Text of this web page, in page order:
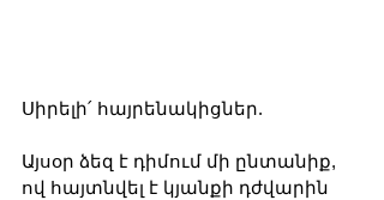
Սիրելի՛ հայրենակիցներ.
Այսօր ձեզ է դիմում մի ընտանիք,
ով հայտնվել է կյանքի դժվարին